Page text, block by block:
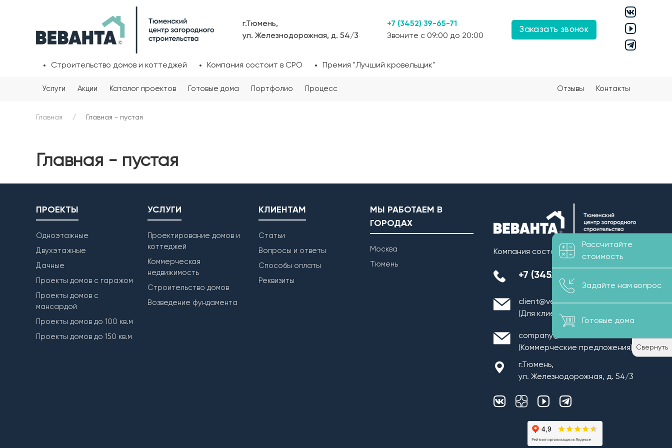
г.Тюмень,
ул. Железнодорожная, д. 54/3
+7 (3452) 39-65-71
Звоните с 09:00 до 20:00
Заказать звонок
Строительство домов и коттеджей Компания состоит в СРО Премия "Лучший кровельщик"
Услуги Акции Каталог проектов Готовые дома Портфолио Процесс Отзывы Контакты
Главная Главная - пустая
Главная - пустая
ПРОЕКТЫ
Одноэтажные
Двухэтажные
Дачные
Проекты домов с гаражом
Проекты домов с
мансардой
Проекты домов до 100 кв.м
Проекты домов до 150 кв.м
УСЛУГИ
Проектирование домов и
коттеджей
Коммерческая
недвижимость
Строительство домов
Возведение фундамента
КЛИЕНТАМ
Статьи
Вопросы и ответы
Способы оплаты
Реквизиты
МЫ РАБОТАЕМ В
ГОРОДАХ
Москва
Тюмень
Компания состоит в СРО
+7 (3452) 39-65-71
client@vevanta.com
(Для клиентов)
company@vevanta.com
(Коммерческие предложения)
г.Тюмень,
ул. Железнодорожная, д. 54/3
Рассчитайте
стоимость
Задайте нам вопрос
Готовые дома
Свернуть